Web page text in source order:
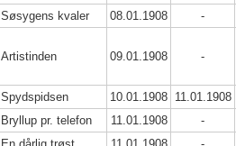
Søsygens kvaler 08.01.1908
-
Artistinden 09.01.1908 -
Spydspidsen 10.01.1908 11.01.1908
Bryllup pr. telefon 11.01.1908
-